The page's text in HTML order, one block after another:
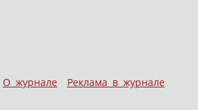
О журнале
Реклама в журнале